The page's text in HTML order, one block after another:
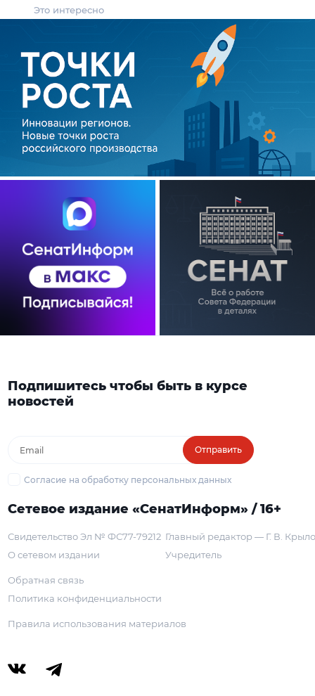
Это интересно
Подпишитесь чтобы быть в курсе
новостей
Отправить
Согласие на обработку персональных данных
Сетевое издание «СенатИнформ» / 16+
Свидетельство Эл № ФС77-79212
О сетевом издании
Главный редактор — Г. В.
Учредитель
Обратная связь
Политика конфиденциальности
Правила использования материалов